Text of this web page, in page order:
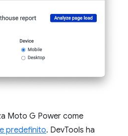
Moto G Power come
predefinito. DevTools ha